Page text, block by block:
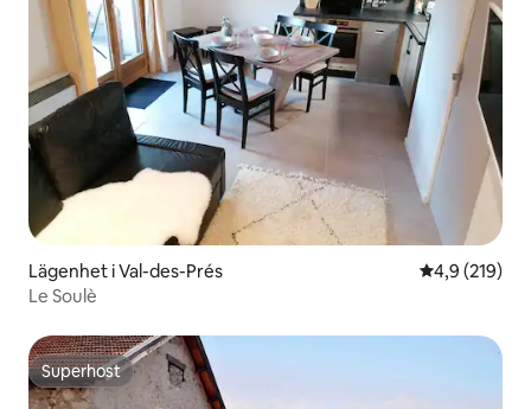
Lägenhet i Val-des-Prés 4,9 av 5 i
4,9 (219)
Le Soulè
Superhost
Superhost